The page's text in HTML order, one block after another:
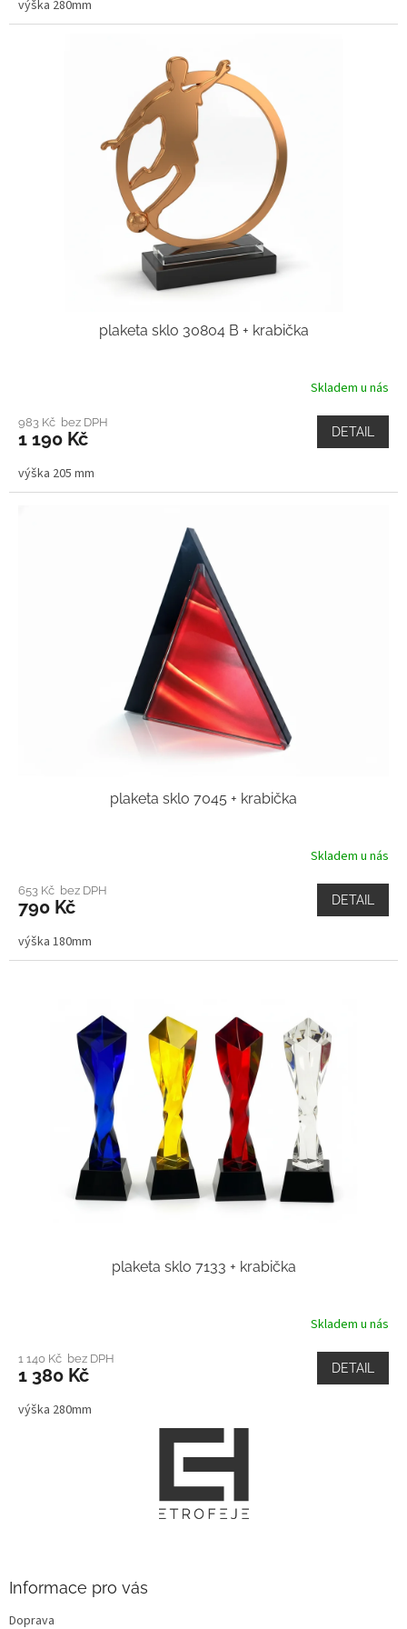
výška 280mm
plaketa sklo 30804 B + krabička
Skladem u nás
983 Kč bez DPH
1 190 Kč DETAIL
výška 205 mm
plaketa sklo 7045 + krabička
Skladem u nás
653 Kč bez DPH
790 Kč DETAIL
výška 180mm
plaketa sklo 7133 + krabička
Skladem u nás
1 140 Kč bez DPH
1 380 Kč DETAIL
výška 280mm
Informace pro vás
Doprava